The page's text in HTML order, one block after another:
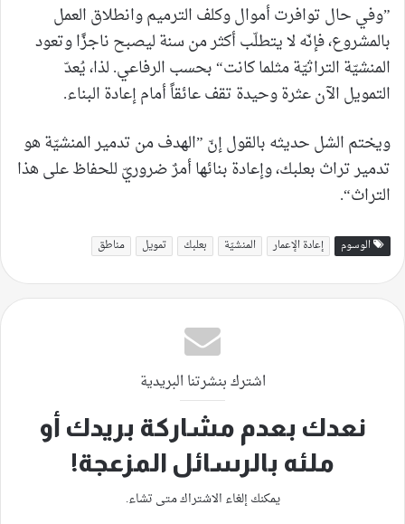
”وفي حال توافرت أموال وكلف الترميم وانطلاق العمل
بالمشروع، فإنّه لا يتطلّب أكثر من سنة ليصبح ناجزًا وتعود
المنشيّة التراثيّة مثلما كانت“ بحسب الرفاعي. لذا، يُعدّ
التمويل الآن عثرة وحيدة تقف عائقاً أمام إعادة البناء.
ويختم الشل حديثه بالقول إنّ ”الهدف من تدمير المنشيّة هو
تدمير تراث بعلبك، وإعادة بنائها أمرٌ ضروريّ للحفاظ على هذا
التراث“.
الوسوم إعادة الإعمار المنشيّة بعلبك تمويل مناطق
اشترك بنشرتنا البريدية
نعدك بعدم مشاركة بريدك أو
ملئه بالرسائل المزعجة!
يمكنك إلغاء الاشتراك متى تشاء.